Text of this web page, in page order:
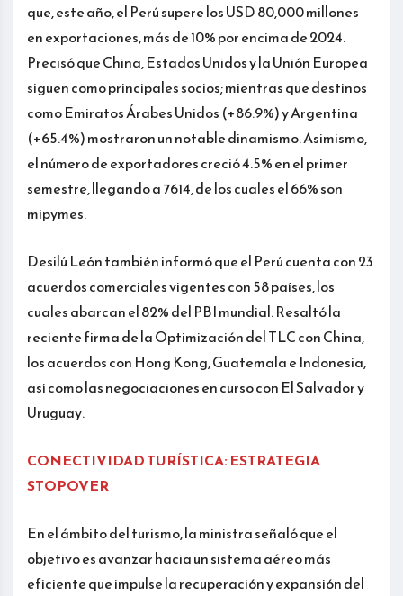
que, este año, el Perú supere los USD 80,000 millones
en exportaciones, más de 10% por encima de 2024.
Precisó que China, Estados Unidos y la Unión Europea
siguen como principales socios; mientras que destinos
como Emiratos Árabes Unidos (+86.9%) y Argentina
(+65.4%) mostraron un notable dinamismo. Asimismo,
el número de exportadores creció 4.5% en el primer
semestre, llegando a 7614, de los cuales el 66% son
mipymes.
Desilú León también informó que el Perú cuenta con 23
acuerdos comerciales vigentes con 58 países, los
cuales abarcan el 82% del PBI mundial. Resaltó la
reciente firma de la Optimización del TLC con China,
los acuerdos con Hong Kong, Guatemala e Indonesia,
así como las negociaciones en curso con El Salvador y
Uruguay.
CONECTIVIDAD TURÍSTICA: ESTRATEGIA
STOPOVER
En el ámbito del turismo, la ministra señaló que el
objetivo es avanzar hacia un sistema aéreo más
eficiente que impulse la recuperación y expansión del